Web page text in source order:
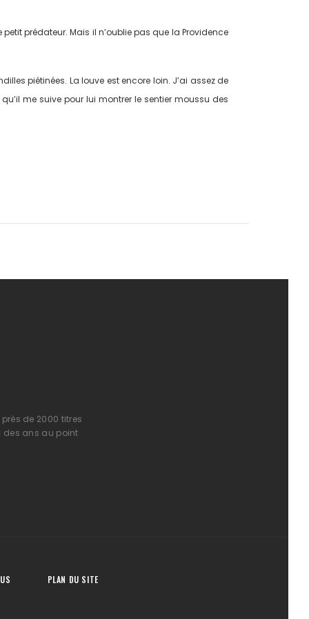
prédateur. Mais il n’oublie pas que la Providence
piétinées. La louve est encore loin. J’ai assez de
me suive pour lui montrer le sentier moussu des
de 2000 titres
des ans au point
PLAN DU SITE